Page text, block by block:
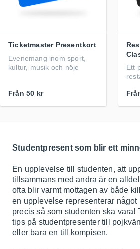
Ticketmaster Presentkort
Evenemang inom sport,
kultur, musik och nöje
Från 50 kr
Ett
Studentpresent som blir ett
En upplevelse till studenten, att
tillsammans med andra är en
ofta blir varmt mottagen av både
en upplevelse representerar
precis så som studenten ska vara!
tips på studentpresenter till
eller bara en till kompisen.